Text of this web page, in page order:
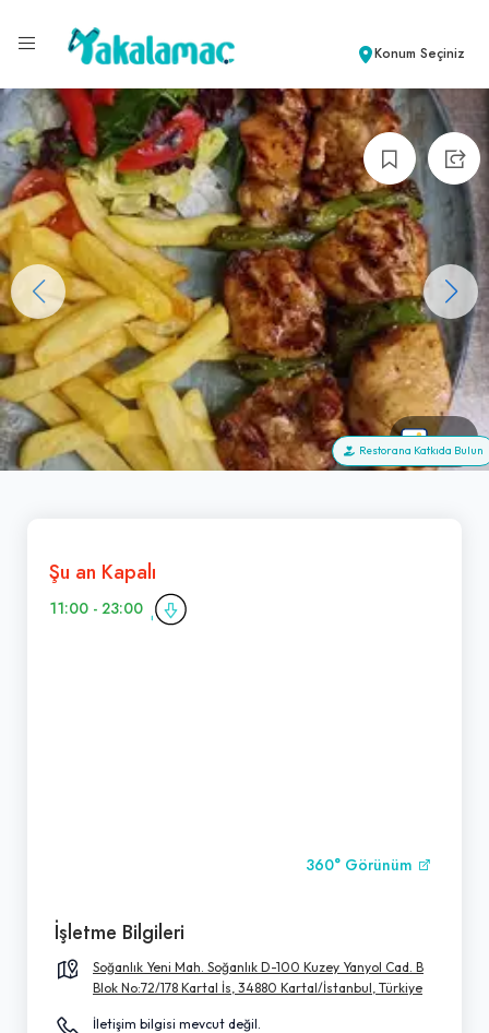
Konum Seçiniz
+32
Restorana Katkıda Bulun
Şu an Kapalı
11:00 - 23:00
360° Görünüm
İşletme Bilgileri
Soğanlık Yeni Mah. Soğanlık D-100 Kuzey Yanyol Cad. B
Blok No:72/178 Kartal İs, 34880 Kartal/İstanbul, Türkiye
İletişim bilgisi mevcut değil.